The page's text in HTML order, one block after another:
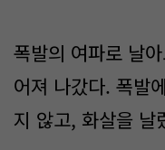
폭발의 여파로 날
어져 나갔다. 폭발
지 않고, 화살을 날